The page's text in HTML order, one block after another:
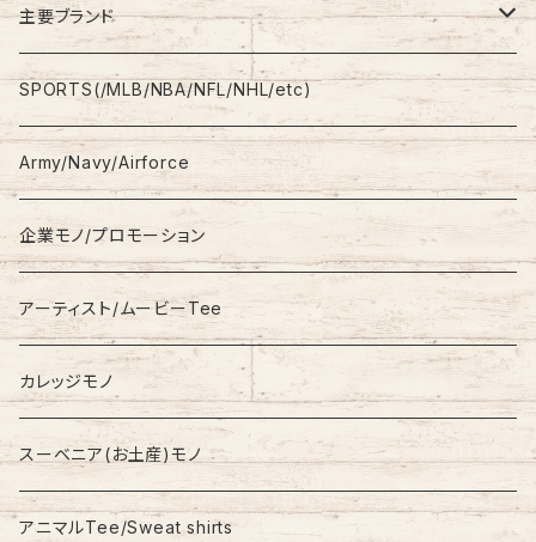
Shirt
L/S
S/S
Sweatshirt
Hoodie
Fleece
Knit/Sweater
Jacket
Nylon Jacket
Stadium Jumper
Work Pants
Shorts
主要ブランド
adidas
Champion
Carhartt
Columbia
NAUTICA
NIKE
RALPH LAUREN
SPORTS(/MLB/NBA/NFL/NHL/etc)
Army/Navy/Airforce
企業モノ/プロモーション
アーティスト/ムービーTee
カレッジモノ
スーベニア(お土産)モノ
アニマルTee/Sweat shirts